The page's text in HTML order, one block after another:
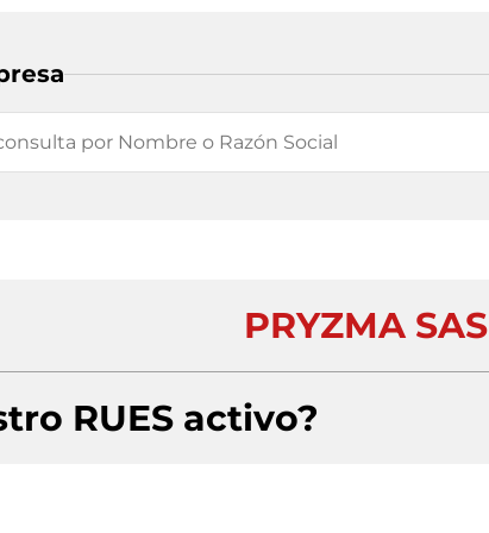
PRYZMA SAS
RUES activo?